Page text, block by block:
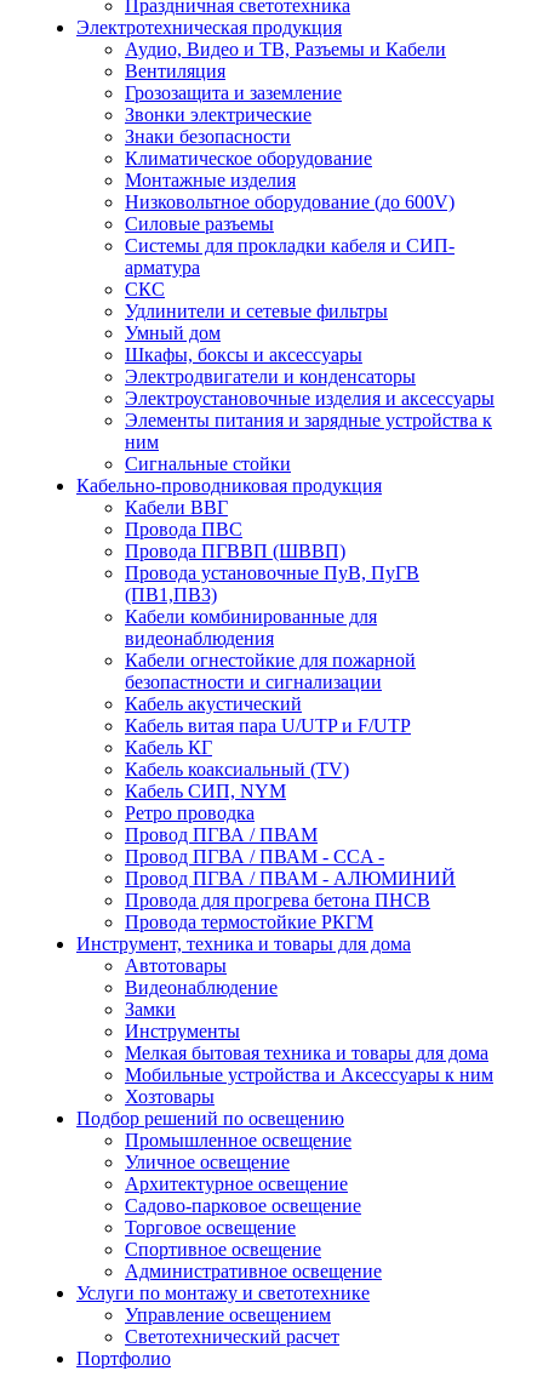
Праздничная светотехника
Электротехническая продукция
Аудио, Видео и ТВ, Разъемы и Кабели
Вентиляция
Грозозащита и заземление
Звонки электрические
Знаки безопасности
Климатическое оборудование
Монтажные изделия
Низковольтное оборудование (до 600V)
Силовые разъемы
Системы для прокладки кабеля и СИП-
арматура
СКС
Удлинители и сетевые фильтры
Умный дом
Шкафы, боксы и аксессуары
Электродвигатели и конденсаторы
Электроустановочные изделия и аксессуары
Элементы питания и зарядные устройства к
ним
Сигнальные стойки
Кабельно-проводниковая продукция
Кабели ВВГ
Провода ПВС
Провода ПГВВП (ШВВП)
Провода установочные ПуВ, ПуГВ
(ПВ1,ПВ3)
Кабели комбинированные для
видеонаблюдения
Кабели огнестойкие для пожарной
безопастности и сигнализации
Кабель акустический
Кабель витая пара U/UTP и F/UTP
Кабель КГ
Кабель коаксиальный (TV)
Кабель СИП, NYM
Ретро проводка
Провод ПГВА / ПВАМ
Провод ПГВА / ПВАМ - CCA -
Провод ПГВА / ПВАМ - АЛЮМИНИЙ
Провода для прогрева бетона ПНСВ
Провода термостойкие РКГМ
Инструмент, техника и товары для дома
Автотовары
Видеонаблюдение
Замки
Инструменты
Мелкая бытовая техника и товары для дома
Мобильные устройства и Аксессуары к ним
Хозтовары
Подбор решений по освещению
Промышленное освещение
Уличное освещение
Архитектурное освещение
Садово-парковое освещение
Торговое освещение
Спортивное освещение
Административное освещение
Услуги по монтажу и светотехнике
Управление освещением
Светотехнический расчет
Портфолио